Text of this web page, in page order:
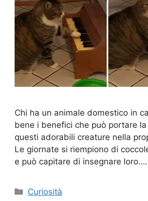
Chi ha un animale domestico in
bene i benefici che può portare
questi adorabili creature nella
Le giornate si riempiono di
e può capitare di insegnare
Categorie
Curiosità